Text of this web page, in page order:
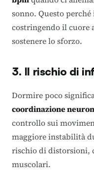
sonno. Questo
costringendo il cuore
sostenere lo sforzo.
3. Il rischio di
Dormire poco
coordinazione
controllo sui
maggiore instabilità
rischio di distorsioni,
muscolari.